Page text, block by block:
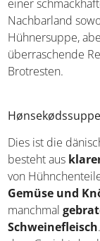
Gerade an kalten
einer
Nachbarland
Hühnersuppe,
überraschende
Dies ist die
besteht aus
von
frischem
kommen